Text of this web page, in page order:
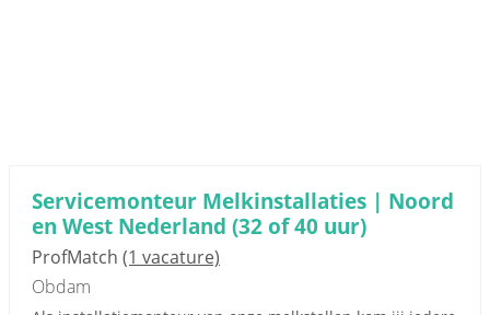
Servicemonteur Melkinstallaties | Noord
en West Nederland (32 of 40 uur)
ProfMatch (1 vacature)
Obdam